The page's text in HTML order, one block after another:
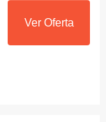
Ver Oferta